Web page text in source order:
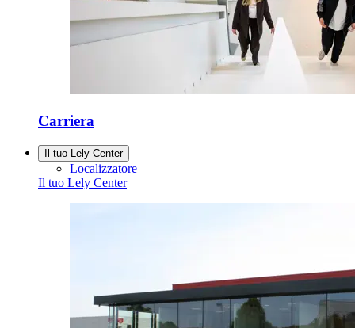
Carriera
Il tuo Lely Center
Localizzatore
Il tuo Lely Center